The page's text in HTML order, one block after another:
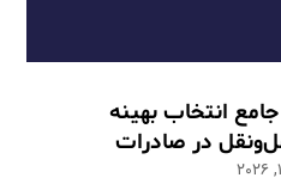
انتخاب بهینه
در صادرات